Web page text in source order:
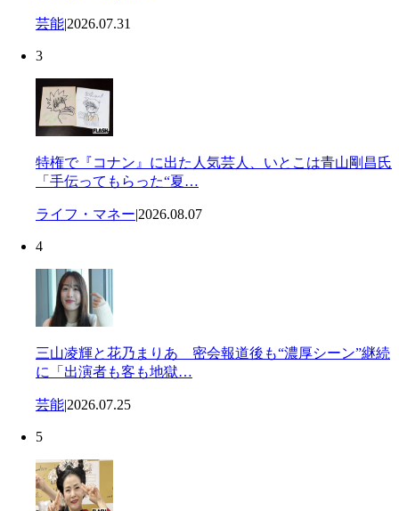
芸能|2026.07.31
3
特権で『コナン』に出た人気芸人、いとこは青山剛昌氏
「手伝ってもらった“夏…
ライフ・マネー|2026.08.07
4
三山凌輝と花乃まりあ 密会報道後も“濃厚シーン”継続
に「出演者も客も地獄…
芸能|2026.07.25
5